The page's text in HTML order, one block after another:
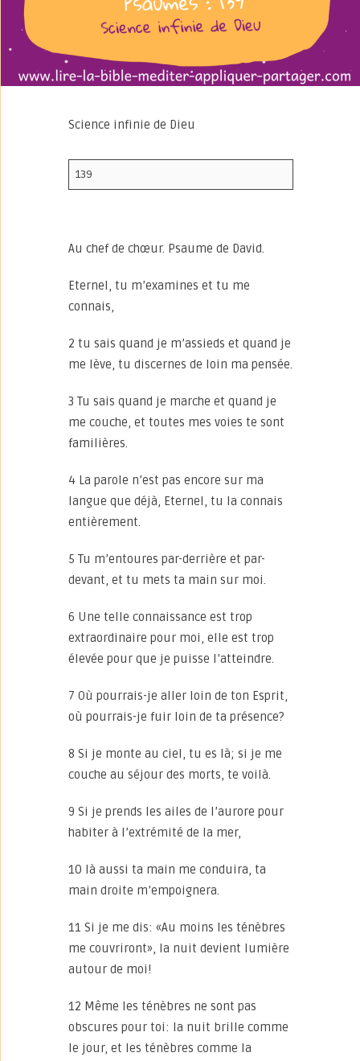
Science infinie de Dieu
139
Au chef de chœur. Psaume de David.
Eternel, tu m’examines et tu me
connais,
2 tu sais quand je m’assieds et quand je
me lève, tu discernes de loin ma pensée.
3 Tu sais quand je marche et quand je
me couche, et toutes mes voies te sont
familières.
4 La parole n’est pas encore sur ma
langue que déjà, Eternel, tu la connais
entièrement.
5 Tu m’entoures par-derrière et par-
devant, et tu mets ta main sur moi.
6 Une telle connaissance est trop
extraordinaire pour moi, elle est trop
élevée pour que je puisse l’atteindre.
7 Où pourrais-je aller loin de ton Esprit,
où pourrais-je fuir loin de ta présence?
8 Si je monte au ciel, tu es là; si je me
couche au séjour des morts, te voilà.
9 Si je prends les ailes de l’aurore pour
habiter à l’extrémité de la mer,
10 là aussi ta main me conduira, ta
main droite m’empoignera.
11 Si je me dis: «Au moins les ténèbres
me couvriront», la nuit devient lumière
autour de moi!
12 Même les ténèbres ne sont pas
obscures pour toi: la nuit brille comme
le jour, et les ténèbres comme la